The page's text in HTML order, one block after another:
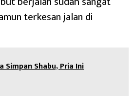
terkesan jalan di
Simpan Shabu, Pria Ini